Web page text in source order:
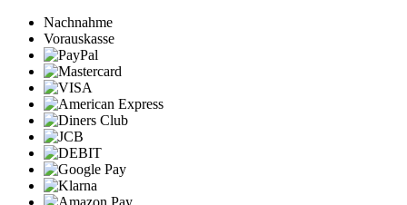
Nachnahme
Vorauskasse